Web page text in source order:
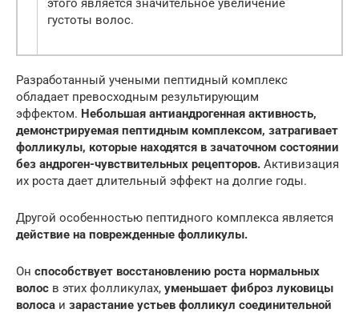
густоты волос.
Разработанный учеными пептидный комплекс
обладает превосходным результирующим
эффектом. Небольшая антиандрогенная активность,
демонстрируемая пептидным комплексом, затрагивает
фолликулы, которые находятся в зачаточном состоянии
без андроген-чувствительных рецепторов. Активизация
их роста дает длительный эффект на долгие годы.
Другой особенностью пептидного комплекса является
действие на поврежденные фолликулы.
Он способствует восстановлению роста нормальных
волос в этих фолликулах, уменьшает фиброз луковицы
волоса и зарастание устьев фолликул соединительной